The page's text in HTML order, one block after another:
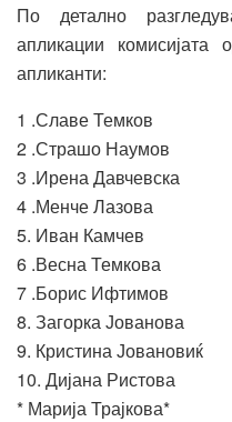
По детално
апликации
апликанти:
1 .Славе Темков
2 .Страшо Наумов
3 .Ирена Давчевска
4 .Менче Лазова
5. Иван Камчев
6 .Весна Темкова
7 .Борис Ифтимов
8. Загорка Јованова
9. Кристина Јовановиќ
10. Дијана Ристова
* Марија Трајкова*